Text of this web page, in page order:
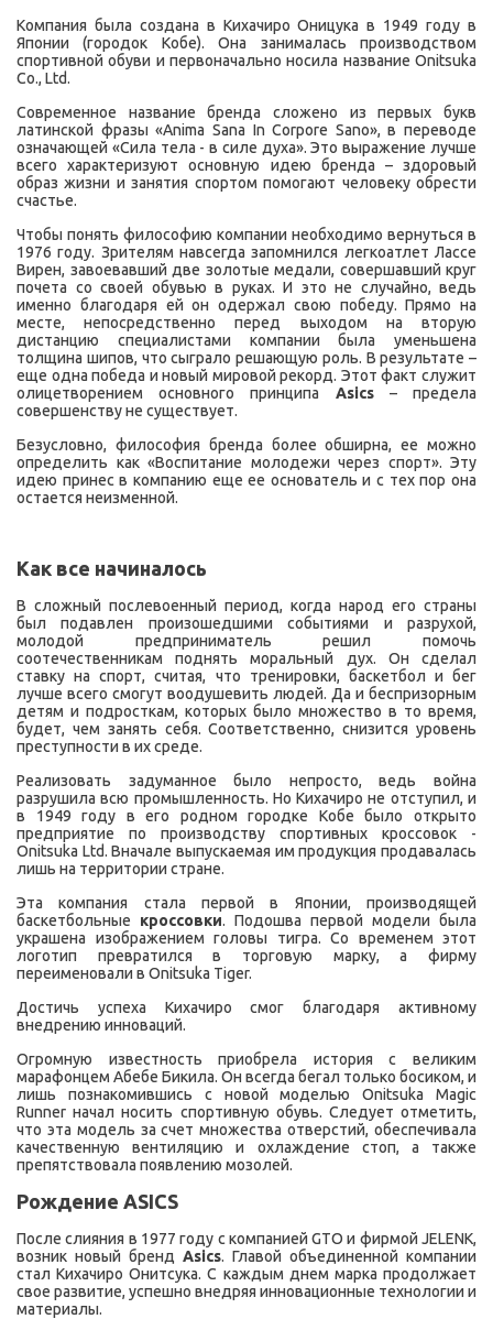
Компания была создана в Кихачиро Оницука в 1949 году в
Японии (городок Кобе). Она занималась производством
спортивной обуви и первоначально носила название Onitsuka
Co., Ltd.
Современное название бренда сложено из первых букв
латинской фразы «Anima Sana In Corpore Sano», в переводе
означающей «Сила тела - в силе духа». Это выражение лучше
всего характеризуют основную идею бренда – здоровый
образ жизни и занятия спортом помогают человеку обрести
счастье.
Чтобы понять философию компании необходимо вернуться в
1976 году. Зрителям навсегда запомнился легкоатлет Лассе
Вирен, завоевавший две золотые медали, совершавший круг
почета со своей обувью в руках. И это не случайно, ведь
именно благодаря ей он одержал свою победу. Прямо на
месте, непосредственно перед выходом на вторую
дистанцию специалистами компании была уменьшена
толщина шипов, что сыграло решающую роль. В результате –
еще одна победа и новый мировой рекорд. Этот факт служит
олицетворением основного принципа Asics– предела
совершенству не существует.
Безусловно, философия бренда более обширна, ее можно
определить как «Воспитание молодежи через спорт». Эту
идею принес в компанию еще ее основатель и с тех пор она
остается неизменной.
Как все начиналось
В сложный послевоенный период, когда народ его страны
был подавлен произошедшими событиями и разрухой,
молодой предприниматель решил помочь
соотечественникам поднять моральный дух. Он сделал
ставку на спорт, считая, что тренировки, баскетбол и бег
лучше всего смогут воодушевить людей. Да и беспризорным
детям и подросткам, которых было множество в то время,
будет, чем занять себя. Соответственно, снизится уровень
преступности в их среде.
Реализовать задуманное было непросто, ведь война
разрушила всю промышленность. Но Кихачиро не отступил, и
в 1949 году в его родном городке Кобе было открыто
предприятие по производству спортивных кроссовок -
Onitsuka Ltd. Вначале выпускаемая им продукция продавалась
лишь на территории стране.
Эта компания стала первой в Японии, производящей
баскетбольные кроссовки. Подошва первой модели была
украшена изображением головы тигра. Со временем этот
логотип превратился в торговую марку, а фирму
переименовали в Onitsuka Tiger.
Достичь успеха Кихачиро смог благодаря активному
внедрению инноваций.
Огромную известность приобрела история с великим
марафонцем Абебе Бикила. Он всегда бегал только босиком, и
лишь познакомившись с новой моделью Onitsuka Magic
Runner начал носить спортивную обувь. Следует отметить,
что эта модель за счет множества отверстий, обеспечивала
качественную вентиляцию и охлаждение стоп, а также
препятствовала появлению мозолей.
Рождение ASICS
После слияния в 1977 году с компанией GTO и фирмой JELENK,
возник новый бренд Asics. Главой объединенной компании
стал Кихачиро Онитсука. С каждым днем марка продолжает
свое развитие, успешно внедряя инновационные технологии и
материалы.